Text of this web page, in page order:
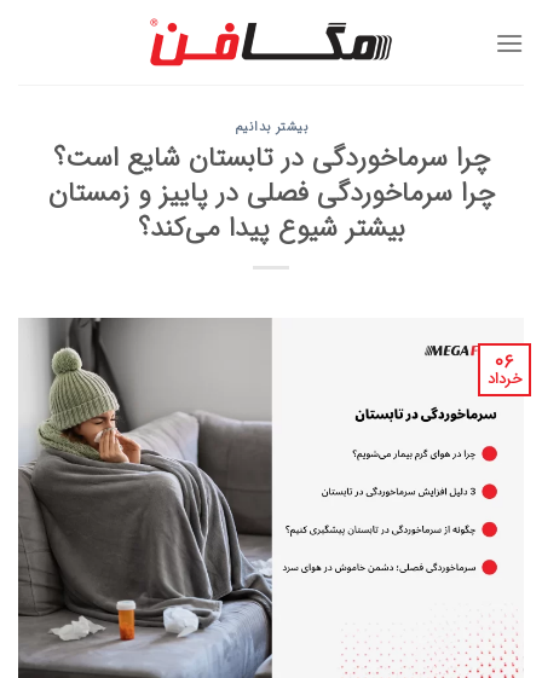
بیشتر بدانیم
چرا سرماخوردگی در تابستان شایع است؟
چرا سرماخوردگی فصلی در پاییز و زمستان
بیشتر شیوع پیدا می‌کند؟
۰۶
خرداد